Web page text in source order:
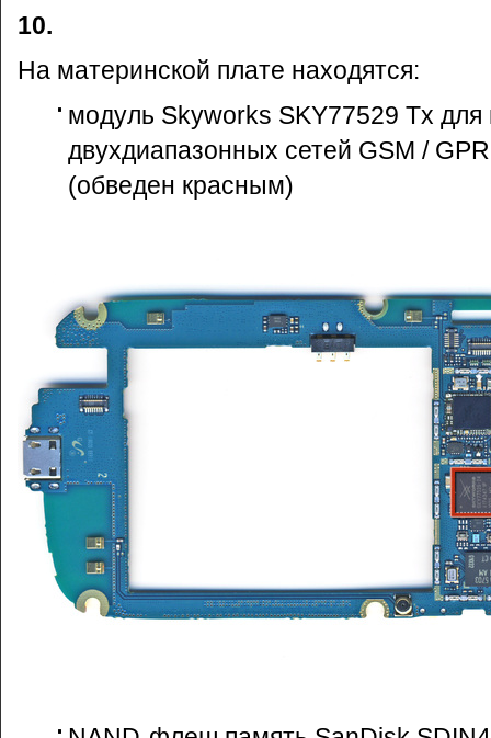
10.
На материнской плате находятся:
модуль Skyworks SKY77529 Tx для
двухдиапазонных сетей GSM /
(обведен красным)